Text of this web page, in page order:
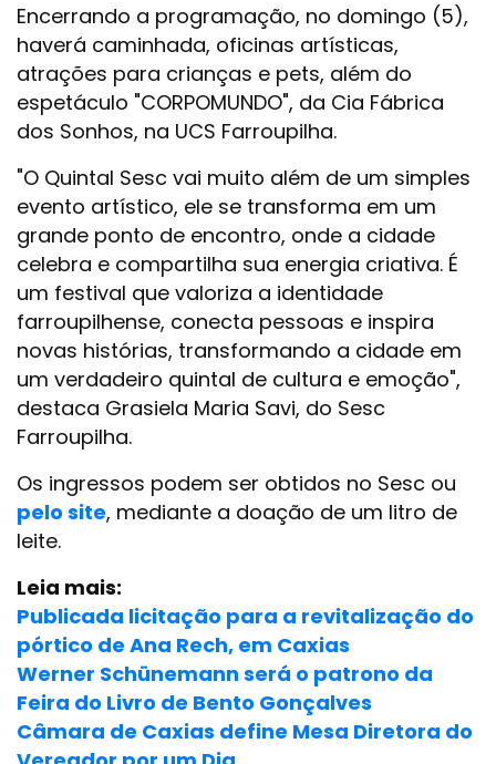
Encerrando a programação, no domingo (5),
haverá caminhada, oficinas artísticas,
atrações para crianças e pets, além do
espetáculo "CORPOMUNDO", da Cia Fábrica
dos Sonhos, na UCS Farroupilha.
"O Quintal Sesc vai muito além de um simples
evento artístico, ele se transforma em um
grande ponto de encontro, onde a cidade
celebra e compartilha sua energia criativa. É
um festival que valoriza a identidade
farroupilhense, conecta pessoas e inspira
novas histórias, transformando a cidade em
um verdadeiro quintal de cultura e emoção",
destaca Grasiela Maria Savi, do Sesc
Farroupilha.
Os ingressos podem ser obtidos no Sesc ou
pelo site, mediante a doação de um litro de
leite.
Leia mais:
Publicada licitação para a revitalização do
pórtico de Ana Rech, em Caxias
Werner Schünemann será o patrono da
Feira do Livro de Bento Gonçalves
Câmara de Caxias define Mesa Diretora do